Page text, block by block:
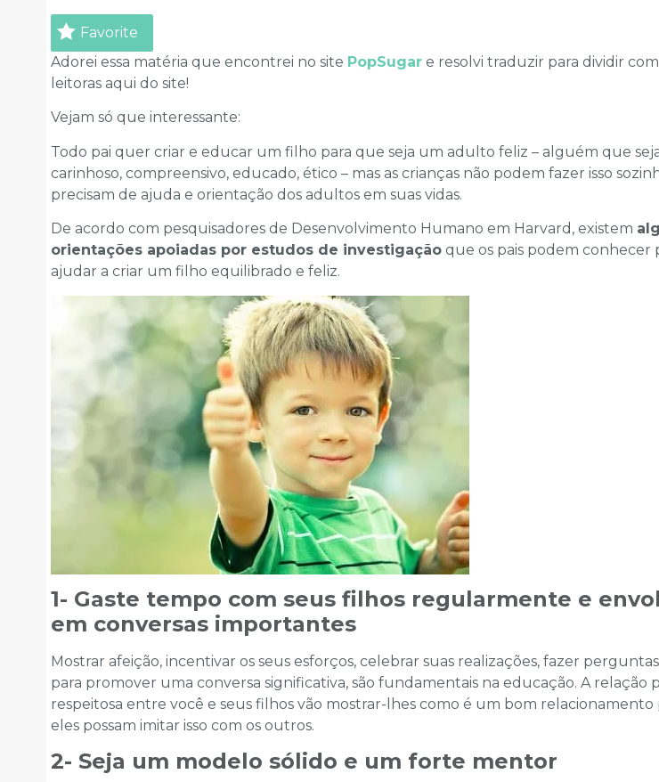
Favorite
Adorei essa matéria que encontrei no site PopSugar e resolvi traduzir para dividir com
leitoras aqui do site!
Vejam só que interessante:
Todo pai quer criar e educar um filho para que seja um adulto feliz – alguém que
carinhoso, compreensivo, educado, ético – mas as crianças não podem fazer isso
precisam de ajuda e orientação dos adultos em suas vidas.
De acordo com pesquisadores de Desenvolvimento Humano em Harvard, existem
orientações apoiadas por estudos de investigação que os pais podem conhecer
ajudar a criar um filho equilibrado e feliz.
1- Gaste tempo com seus filhos regularmente e
em conversas importantes
Mostrar afeição, incentivar os seus esforços, celebrar suas realizações, fazer
para promover uma conversa significativa, são fundamentais na educação. A relação
respeitosa entre você e seus filhos vão mostrar-lhes como é um bom relacionamento
eles possam imitar isso com os outros.
2- Seja um modelo sólido e um forte mentor